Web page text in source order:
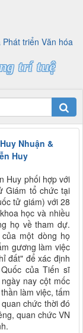
trí tuệ
Nhuận &
Huy
Huy phối hợp với
Giám tổ chức tại
tử giám) với 28
học và nhiều
họ về tham dự.
một dòng họ
gương làm việc
đất" để xác định
của Tiến sĩ
nay cột mốc
làm việc, tấm
chức thời đó
quan chức VN